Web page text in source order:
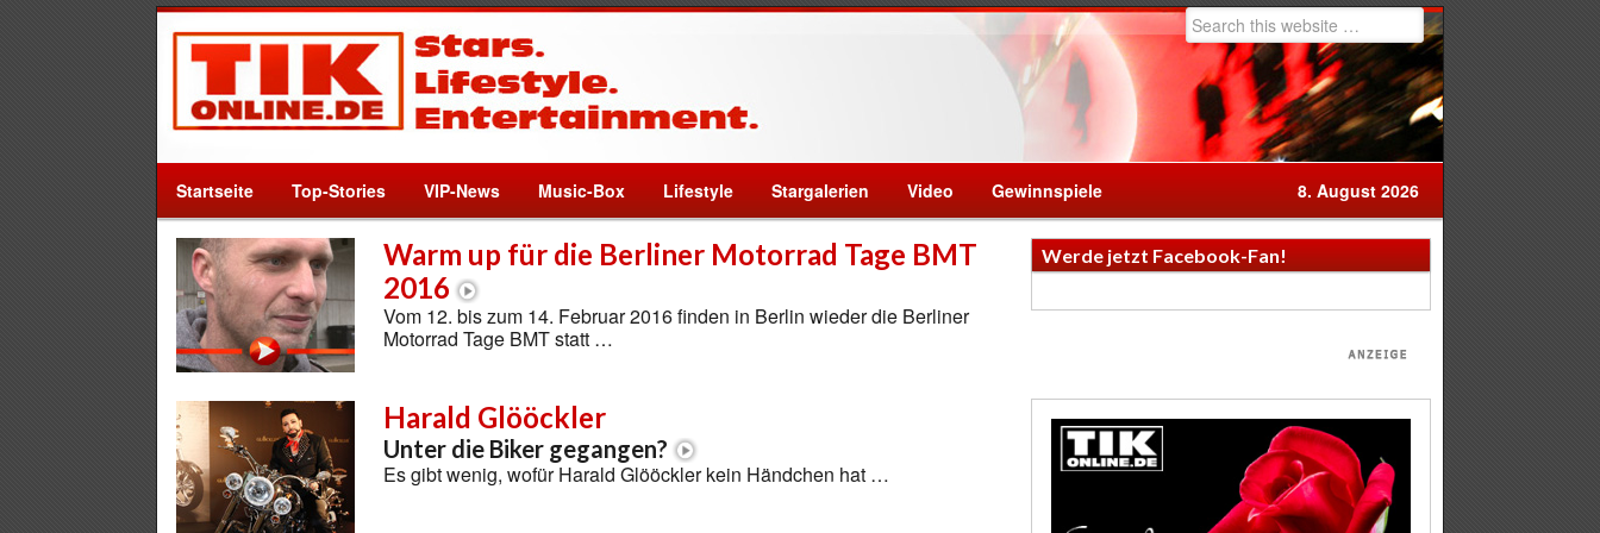
Startseite Top-Stories VIP-News Music-Box Lifestyle Stargalerien Video Gewinnspiele 8. August 2026
Warm up für die Berliner Motorrad Tage BMT
2016
Vom 12. bis zum 14. Februar 2016 finden in Berlin wieder die Berliner
Motorrad Tage BMT statt …
Harald Glööckler
Unter die Biker gegangen?
Es gibt wenig, wofür Harald Glööckler kein Händchen hat …
Werde jetzt Facebook-Fan!